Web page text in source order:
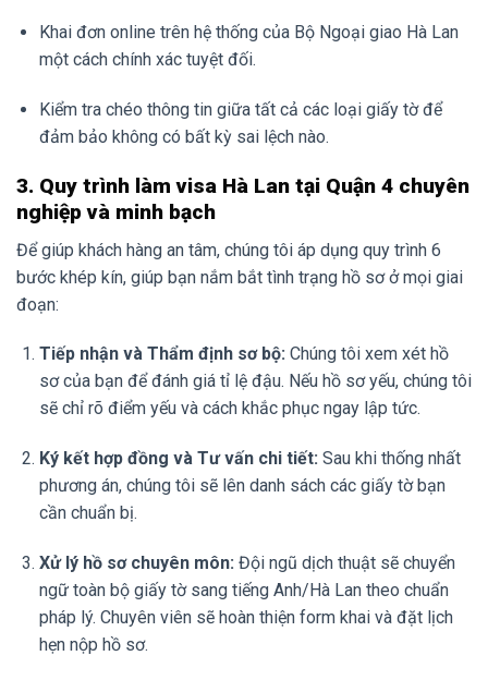
Khai đơn online trên hệ thống của Bộ Ngoại giao Hà Lan
một cách chính xác tuyệt đối.
Kiểm tra chéo thông tin giữa tất cả các loại giấy tờ để
đảm bảo không có bất kỳ sai lệch nào.
3. Quy trình làm visa Hà Lan tại Quận 4 chuyên
nghiệp và minh bạch
Để giúp khách hàng an tâm, chúng tôi áp dụng quy trình 6
bước khép kín, giúp bạn nắm bắt tình trạng hồ sơ ở mọi giai
đoạn:
Tiếp nhận và Thẩm định sơ bộ: Chúng tôi xem xét hồ
sơ của bạn để đánh giá tỉ lệ đậu. Nếu hồ sơ yếu, chúng tôi
sẽ chỉ rõ điểm yếu và cách khắc phục ngay lập tức.
Ký kết hợp đồng và Tư vấn chi tiết: Sau khi thống nhất
phương án, chúng tôi sẽ lên danh sách các giấy tờ bạn
cần chuẩn bị.
Xử lý hồ sơ chuyên môn: Đội ngũ dịch thuật sẽ chuyển
ngữ toàn bộ giấy tờ sang tiếng Anh/Hà Lan theo chuẩn
pháp lý. Chuyên viên sẽ hoàn thiện form khai và đặt lịch
hẹn nộp hồ sơ.